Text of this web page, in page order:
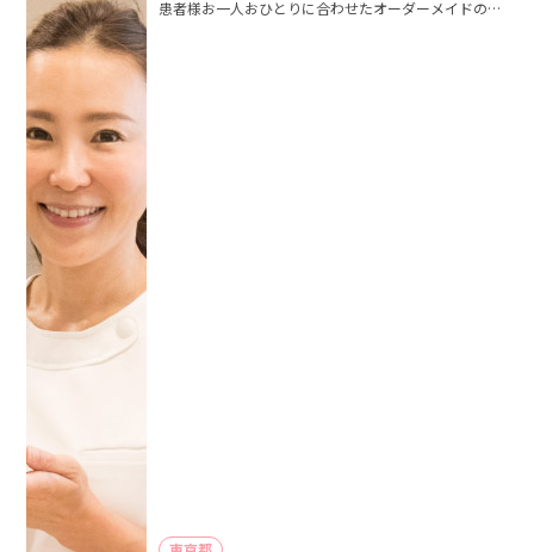
患者様お一人おひとりに合わせたオーダーメイドの治